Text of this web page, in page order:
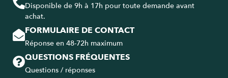
Disponible de 9h à 17h pour toute demande avant
achat.
FORMULAIRE DE CONTACT
Réponse en 48-72h maximum
QUESTIONS FRÉQUENTES
Questions / réponses